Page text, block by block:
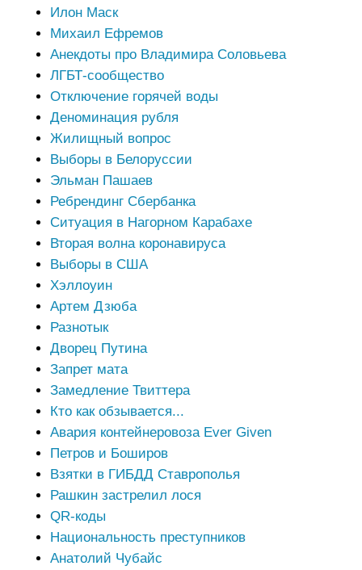
Илон Маск
Михаил Ефремов
Анекдоты про Владимира Соловьева
ЛГБТ-сообщество
Отключение горячей воды
Деноминация рубля
Жилищный вопрос
Выборы в Белоруссии
Эльман Пашаев
Ребрендинг Сбербанка
Ситуация в Нагорном Карабахе
Вторая волна коронавируса
Выборы в США
Хэллоуин
Артем Дзюба
Разнотык
Дворец Путина
Запрет мата
Замедление Твиттера
Кто как обзывается...
Авария контейнеровоза Ever Given
Петров и Боширов
Взятки в ГИБДД Ставрополья
Рашкин застрелил лося
QR-коды
Национальность преступников
Анатолий Чубайс